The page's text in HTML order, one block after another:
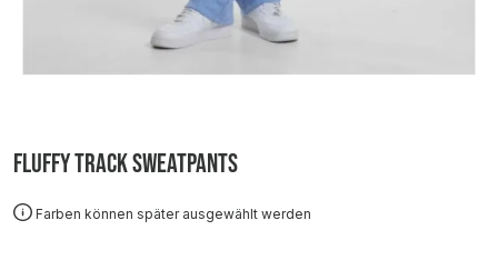
Fluffy Track Sweatpants
Farben können später ausgewählt werden